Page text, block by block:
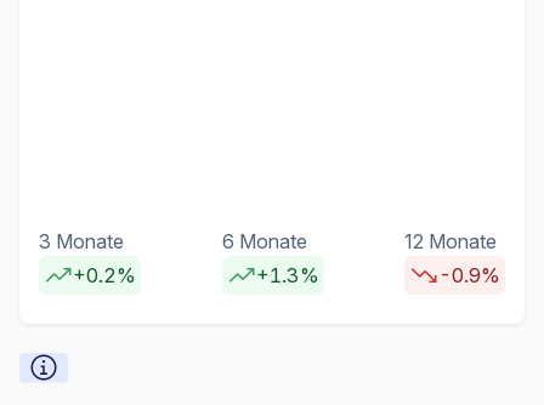
3 Monate
+0.2%
6 Monate
+1.3%
12 Monate
-0.9%